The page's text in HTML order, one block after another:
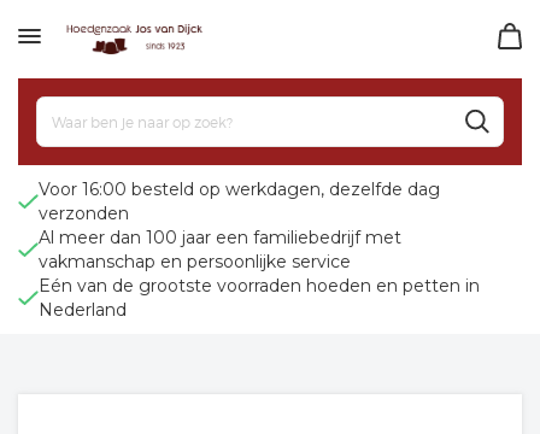
Voor 16:00 besteld op werkdagen, dezelfde dag
verzonden
Al meer dan 100 jaar een familiebedrijf met
vakmanschap en persoonlijke service
Eén van de grootste voorraden hoeden en petten in
Nederland